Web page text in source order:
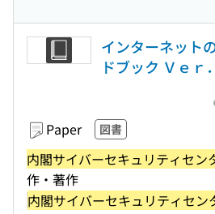
インターネット
ドブック Ｖｅｒ
Paper 図書
内閣サイバーセキュリティセン
作・著作
内閣サイバーセキュリティセン